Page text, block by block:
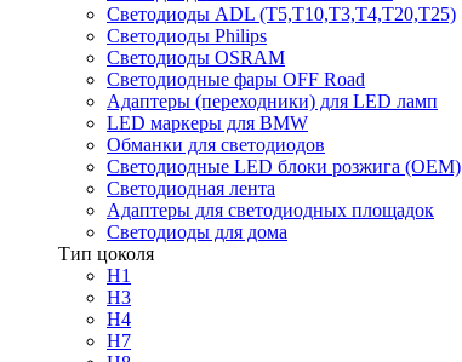
Светодиоды ADL (T5,T10,T3,T4,T20,T25)
Светодиоды Philips
Светодиоды OSRAM
Светодиодные фары OFF Road
Адаптеры (переходники) для LED ламп
LED маркеры для BMW
Обманки для светодиодов
Светодиодные LED блоки розжига (OEM)
Светодиодная лента
Адаптеры для светодиодных площадок
Светодиоды для дома
Тип цоколя
H1
H3
H4
H7